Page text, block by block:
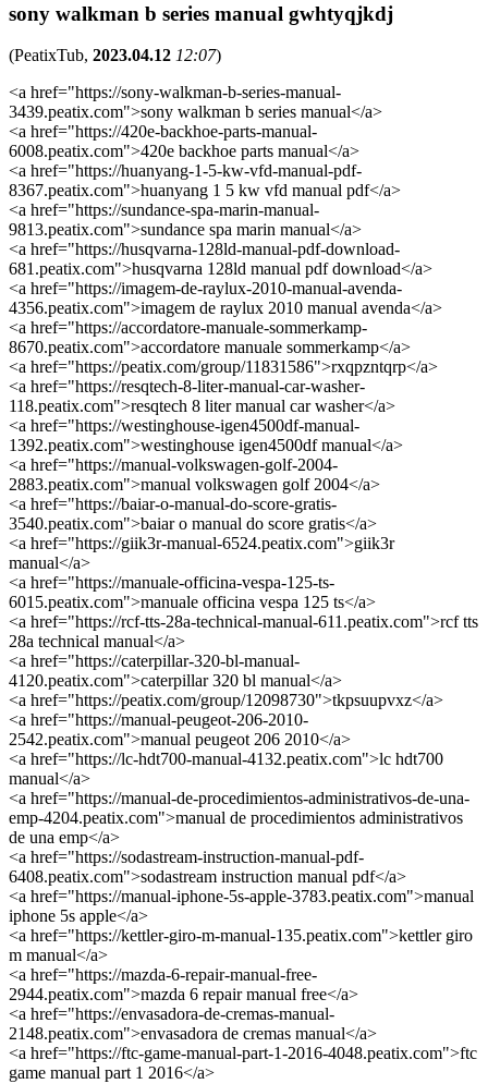
sony walkman b series manual gwhtyqjkdj
(PeatixTub, 2023.04.12 12:07)
<a href="https://sony-walkman-b-series-manual-
3439.peatix.com">sony walkman b series manual</a>
<a href="https://420e-backhoe-parts-manual-
6008.peatix.com">420e backhoe parts manual</a>
<a href="https://huanyang-1-5-kw-vfd-manual-pdf-
8367.peatix.com">huanyang 1 5 kw vfd manual pdf</a>
<a href="https://sundance-spa-marin-manual-
9813.peatix.com">sundance spa marin manual</a>
<a href="https://husqvarna-128ld-manual-pdf-download-
681.peatix.com">husqvarna 128ld manual pdf download</a>
<a href="https://imagem-de-raylux-2010-manual-avenda-
4356.peatix.com">imagem de raylux 2010 manual avenda</a>
<a href="https://accordatore-manuale-sommerkamp-
8670.peatix.com">accordatore manuale sommerkamp</a>
<a href="https://peatix.com/group/11831586">rxqpzntqrp</a>
<a href="https://resqtech-8-liter-manual-car-washer-
118.peatix.com">resqtech 8 liter manual car washer</a>
<a href="https://westinghouse-igen4500df-manual-
1392.peatix.com">westinghouse igen4500df manual</a>
<a href="https://manual-volkswagen-golf-2004-
2883.peatix.com">manual volkswagen golf 2004</a>
<a href="https://baiar-o-manual-do-score-gratis-
3540.peatix.com">baiar o manual do score gratis</a>
<a href="https://giik3r-manual-6524.peatix.com">giik3r
manual</a>
<a href="https://manuale-officina-vespa-125-ts-
6015.peatix.com">manuale officina vespa 125 ts</a>
<a href="https://rcf-tts-28a-technical-manual-611.peatix.com">rcf tts
28a technical manual</a>
<a href="https://caterpillar-320-bl-manual-
4120.peatix.com">caterpillar 320 bl manual</a>
<a href="https://peatix.com/group/12098730">tkpsuupvxz</a>
<a href="https://manual-peugeot-206-2010-
2542.peatix.com">manual peugeot 206 2010</a>
<a href="https://lc-hdt700-manual-4132.peatix.com">lc hdt700
manual</a>
<a href="https://manual-de-procedimientos-administrativos-de-una-
emp-4204.peatix.com">manual de procedimientos administrativos
de una emp</a>
<a href="https://sodastream-instruction-manual-pdf-
6408.peatix.com">sodastream instruction manual pdf</a>
<a href="https://manual-iphone-5s-apple-3783.peatix.com">manual
iphone 5s apple</a>
<a href="https://kettler-giro-m-manual-135.peatix.com">kettler giro
m manual</a>
<a href="https://mazda-6-repair-manual-free-
2944.peatix.com">mazda 6 repair manual free</a>
<a href="https://envasadora-de-cremas-manual-
2148.peatix.com">envasadora de cremas manual</a>
<a href="https://ftc-game-manual-part-1-2016-4048.peatix.com">ftc
game manual part 1 2016</a>